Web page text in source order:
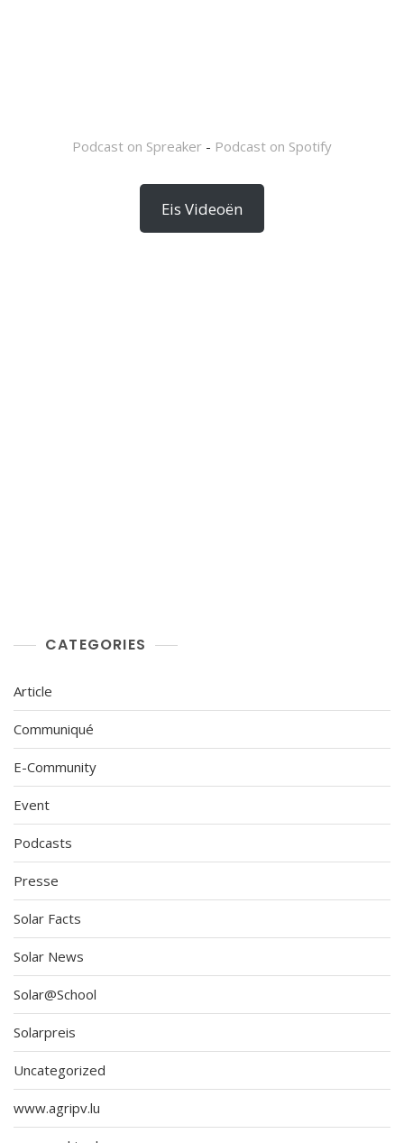
Podcast on Spreaker - Podcast on Spotify
Eis Videoën
CATEGORIES
Article
Communiqué
E-Community
Event
Podcasts
Presse
Solar Facts
Solar News
Solar@School
Solarpreis
Uncategorized
www.agripv.lu